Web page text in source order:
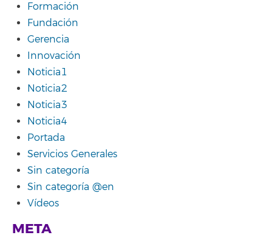
Formación
Fundación
Gerencia
Innovación
Noticia1
Noticia2
Noticia3
Noticia4
Portada
Servicios Generales
Sin categoría
Sin categoría @en
Vídeos
META